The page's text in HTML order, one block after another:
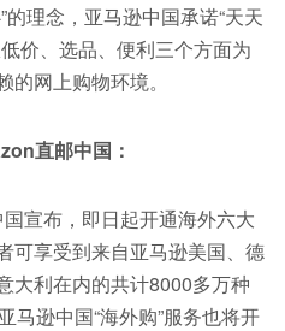
理念，亚马逊中国承诺“天天
价、选品、便利三个方面为
网上购物环境。
直邮中国：
宣布，即日起开通海外六大
可享受到来自亚马逊美国、德
大利在内的共计8000多万种
马逊中国“海外购”服务也将开